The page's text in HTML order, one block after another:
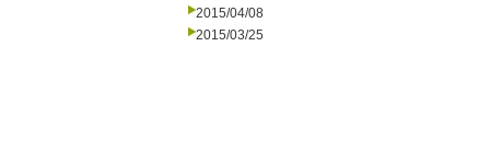
2015/04/08
2015/03/25